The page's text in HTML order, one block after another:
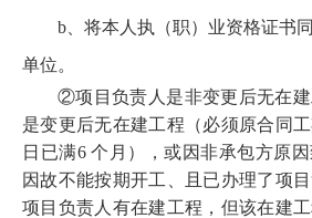
b、将本人执（职）业资格证书
单位。
②项目负责人是非变更后无在
是变更后无在建工程（必须原合同
日已满6 个月），或因非承包方原
因故不能按期开工、且已办理了项
项目负责人有在建工程，但该在建